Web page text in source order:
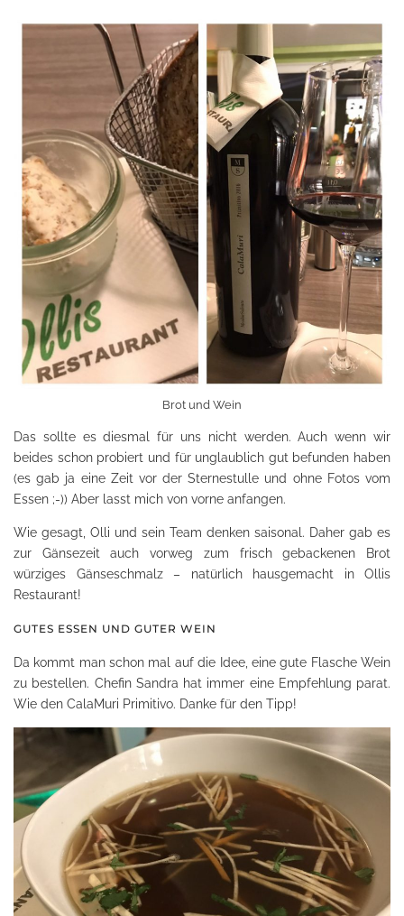
Brot und Wein
Das sollte es diesmal für uns nicht werden. Auch wenn wir
beides schon probiert und für unglaublich gut befunden haben
(es gab ja eine Zeit vor der Sternestulle und ohne Fotos vom
Essen ;-)) Aber lasst mich von vorne anfangen.
Wie gesagt, Olli und sein Team denken saisonal. Daher gab es
zur Gänsezeit auch vorweg zum frisch gebackenen Brot
würziges Gänseschmalz – natürlich hausgemacht in Ollis
Restaurant!
GUTES ESSEN UND GUTER WEIN
Da kommt man schon mal auf die Idee, eine gute Flasche Wein
zu bestellen. Chefin Sandra hat immer eine Empfehlung parat.
Wie den CalaMuri Primitivo. Danke für den Tipp!